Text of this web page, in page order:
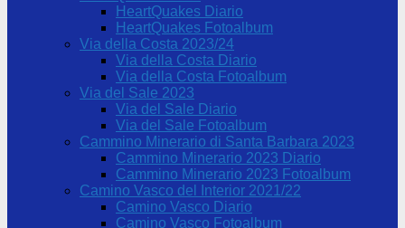
HeartQuakes Diario
HeartQuakes Fotoalbum
Via della Costa 2023/24
Via della Costa Diario
Via della Costa Fotoalbum
Via del Sale 2023
Via del Sale Diario
Via del Sale Fotoalbum
Cammino Minerario di Santa Barbara 2023
Cammino Minerario 2023 Diario
Cammino Minerario 2023 Fotoalbum
Camino Vasco del Interior 2021/22
Camino Vasco Diario
Camino Vasco Fotoalbum